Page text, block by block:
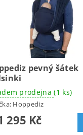
pevný šátek
prodejna(1 ks)
Hoppediz
295 Kč